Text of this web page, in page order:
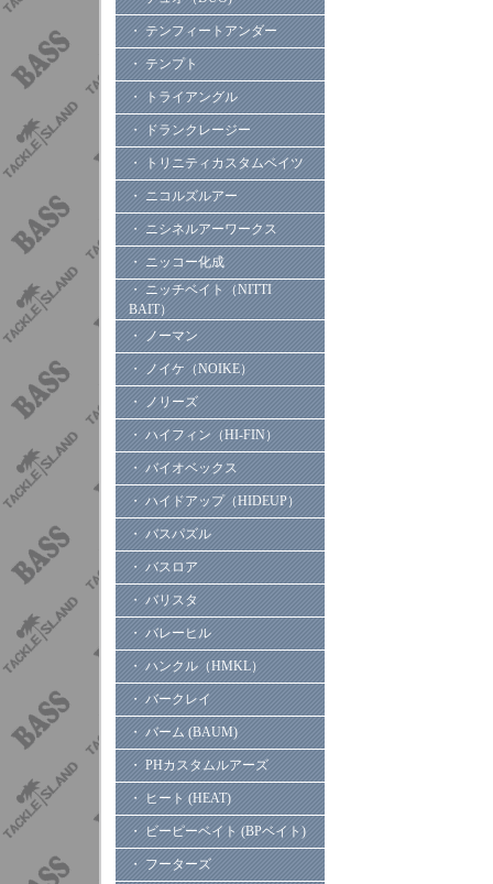
・ テンフィートアンダー
・ テンプト
・ トライアングル
・ ドランクレージー
・ トリニティカスタムベイツ
・ ニコルズルアー
・ ニシネルアーワークス
・ ニッコー化成
・ ニッチベイト（NITTI
BAIT）
・ ノーマン
・ ノイケ（NOIKE）
・ ノリーズ
・ ハイフィン（HI-FIN）
・ バイオベックス
・ ハイドアップ（HIDEUP）
・ バスパズル
・ バスロア
・ バリスタ
・ バレーヒル
・ ハンクル（HMKL）
・ バークレイ
・ バーム (BAUM)
・ PHカスタムルアーズ
・ ヒート (HEAT)
・ ビーピーベイト (BPベイト)
・ フーターズ